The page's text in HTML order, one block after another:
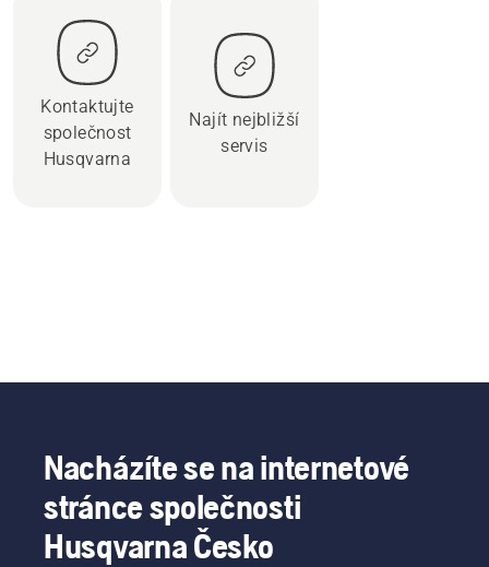
Kontaktujte
společnost
Husqvarna
Najít nejbližší
servis
Nacházíte se na internetové
stránce společnosti
Husqvarna Česko